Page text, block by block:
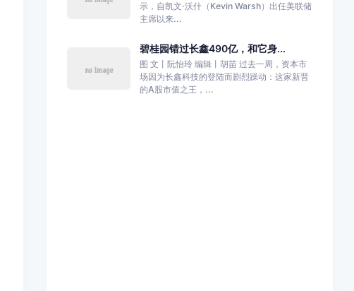
示，自凯文·沃什（Kevin Warsh）出任美联储
主席以来...
碧桂园错过长鑫490亿，和它身...
图 文丨阮怡玲 编辑丨胡苗 过去一周，资本市
场因为长鑫科技的登陆而剧烈躁动：这家新晋
的A股市值之王，...